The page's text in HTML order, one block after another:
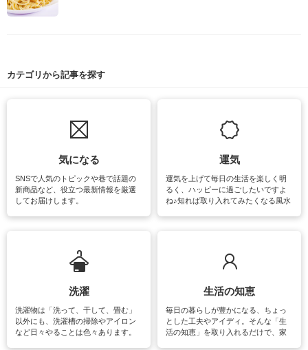
カテゴリから記事を探す
気になる
SNSで人気のトピックや巷で話題の
新商品など、役立つ最新情報を厳選
してお届けします。
運気
運気を上げて毎日の生活を楽しく明
るく、ハッピーに過ごしたいですよ
ね♪知れば取り入れてみたくなる風水
洗濯
洗濯物は「洗って、干して、畳む」
以外にも、洗濯槽の掃除やアイロン
など日々やることは色々あります。
生活の知恵
毎日の暮らしが豊かになる、ちょっ
とした工夫やアイディ。そんな「生
活の知恵」を取り入れるだけで、家